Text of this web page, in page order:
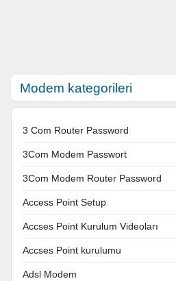
Modem kategorileri
3 Com Router Password
3Com Modem Passwort
3Com Modem Router Password
Access Point Setup
Accses Point Kurulum Videoları
Accses Point kurulumu
Adsl Modem